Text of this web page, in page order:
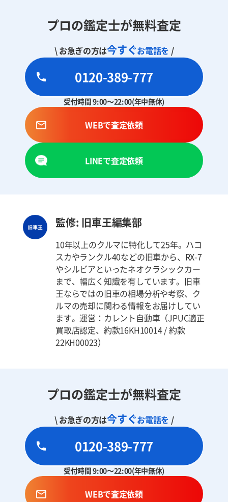
プロの鑑定士が無料査定
\ お急ぎの方は今すぐお電話を /
0120-389-777
受付時間 9:00～22:00(年中無休)
WEBで査定依頼
LINEで査定依頼
監修: 旧車王編集部
10年以上のクルマに特化して25年。ハコ
スカやランクル40などの旧車から、RX-7
やシルビアといったネオクラシックカー
まで、幅広く知識を有しています。旧車
王ならではの旧車の相場分析や考察、ク
ルマの売却に関わる情報をお届けしてい
ます。運営：カレント自動車（JPUC適正
買取店認定、約款16KH10014 / 約款
22KH00023）
プロの鑑定士が無料査定
\ お急ぎの方は今すぐお電話を /
0120-389-777
受付時間 9:00～22:00(年中無休)
WEBで査定依頼